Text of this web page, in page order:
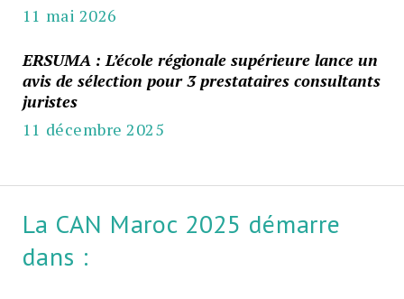
11 mai 2026
ERSUMA : L’école régionale supérieure lance un
avis de sélection pour 3 prestataires consultants
juristes
11 décembre 2025
La CAN Maroc 2025 démarre
dans :